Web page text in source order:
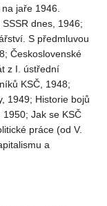
jaře 1946.
dnes, 1946;
S předmluvou
Československé
z I. ústřední
KSČ, 1948;
1949; Historie bojů
Jak se KSČ
práce (od V.
a